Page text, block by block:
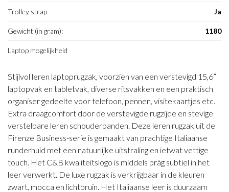
Trolley strap Ja
Gewicht (in gram): 1180
Laptop mogelijkheid
Stijlvol leren laptoprugzak, voorzien van een verstevigd 15,6”
laptopvak en tabletvak, diverse ritsvakken en een praktisch
organiser gedeelte voor telefoon, pennen, visitekaartjes etc.
Extra draagcomfort door de verstevigde rugzijde en stevige
verstelbare leren schouderbanden. Deze leren rugzak uit de
Firenze Business-serie is gemaakt van prachtige Italiaanse
runderhuid met een natuurlijke uitstraling en ietwat vettige
touch. Het C&B kwaliteitslogo is middels präg subtiel in het
leer verwerkt. De luxe rugzak is verkrijgbaar in de kleuren
zwart, mocca en lichtbruin. Het Italiaanse leer is duurzaam